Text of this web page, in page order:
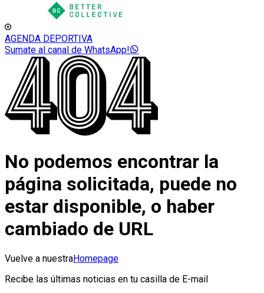
AGENDA DEPORTIVA
Sumate al canal de WhatsApp!
No podemos encontrar la
página solicitada, puede no
estar disponible, o haber
cambiado de URL
Vuelve a nuestraHomepage
Recibe las últimas noticias en tu casilla de E-mail